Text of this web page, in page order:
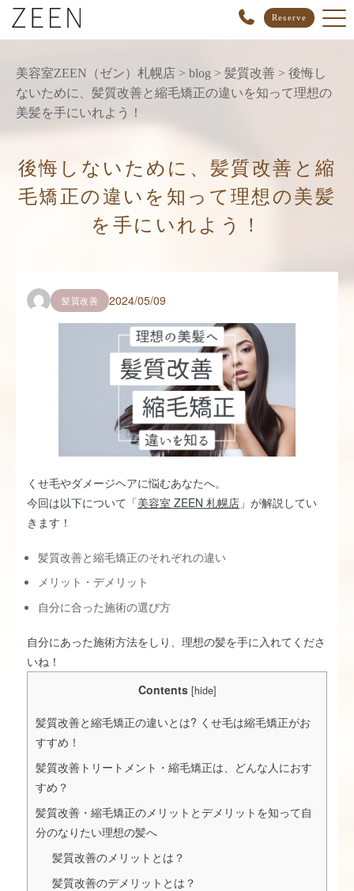
Reserve
美容室ZEEN（ゼン）札幌店 > blog > 髪質改善 > 後悔し
ないために、髪質改善と縮毛矯正の違いを知って理想の
美髪を手にいれよう！
後悔しないために、髪質改善と縮
毛矯正の違いを知って理想の美髪
を手にいれよう！
髪質改善 2024/05/09
くせ毛やダメージヘアに悩むあなたへ。
今回は以下について「美容室 ZEEN 札幌店 」が解説してい
きます！
髪質改善と縮毛矯正のそれぞれの違い
メリット・デメリット
自分に合った施術の選び方
自分にあった施術方法をしり、理想の髪を手に入れてくださ
いね！
Contents [hide]
髪質改善と縮毛矯正の違いとは? くせ毛は縮毛矯正がお
すすめ！
髪質改善トリートメント・縮毛矯正は、どんな人におす
すめ？
髪質改善・縮毛矯正のメリットとデメリットを知って自
分のなりたい理想の髪へ
髪質改善のメリットとは？
髪質改善のデメリットとは？